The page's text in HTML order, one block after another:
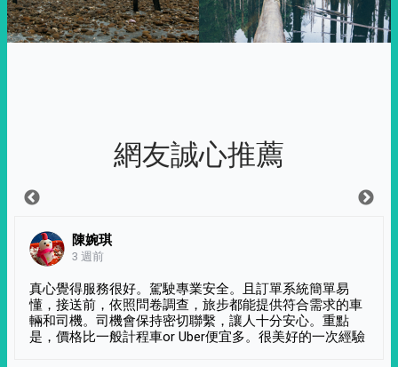
網友誠心推薦
陳婉琪
3 週前
真心覺得服務很好。駕駛專業安全。且訂單系統簡單易
懂，接送前，依照問卷調查，旅步都能提供符合需求的車
輛和司機。司機會保持密切聯繫，讓人十分安心。重點
是，價格比一般計程車or Uber便宜多。很美好的一次經驗